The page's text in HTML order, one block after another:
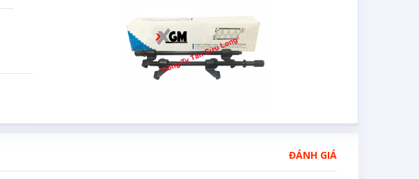
ĐÁNH GIÁ